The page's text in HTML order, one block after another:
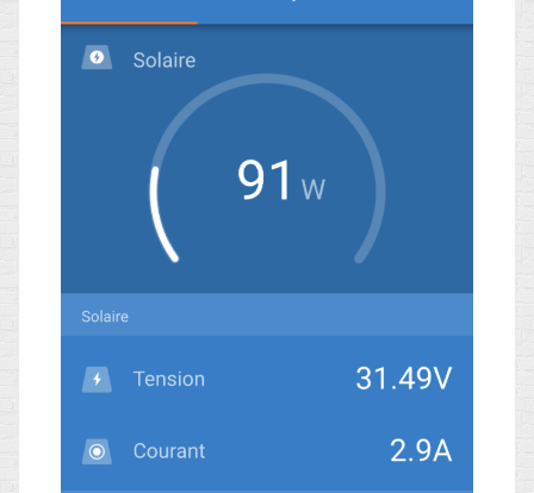
Non classé
Connexion
Flux des publications